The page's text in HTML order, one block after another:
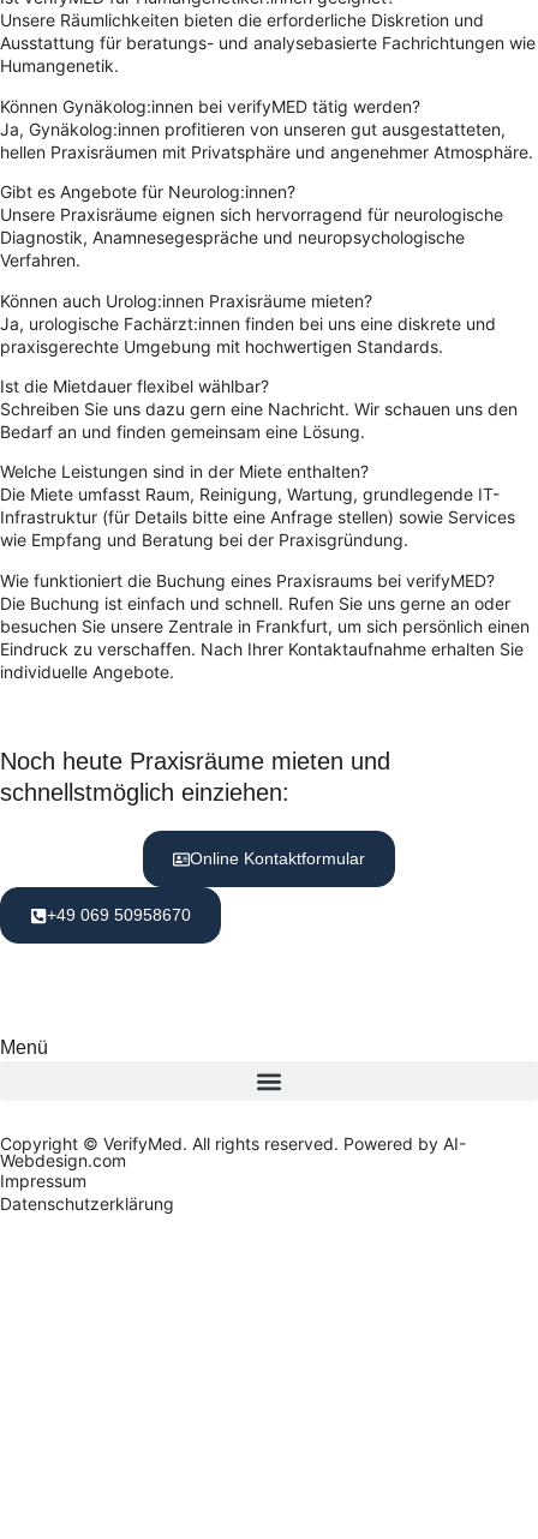
Unsere Räumlichkeiten bieten die erforderliche Diskretion und
Ausstattung für beratungs- und analysebasierte Fachrichtungen wie
Humangenetik.
Können Gynäkolog:innen bei verifyMED tätig werden?
Ja, Gynäkolog:innen profitieren von unseren gut ausgestatteten,
hellen Praxisräumen mit Privatsphäre und angenehmer Atmosphäre.
Gibt es Angebote für Neurolog:innen?
Unsere Praxisräume eignen sich hervorragend für neurologische
Diagnostik, Anamnesegespräche und neuropsychologische
Verfahren.
Können auch Urolog:innen Praxisräume mieten?
Ja, urologische Fachärzt:innen finden bei uns eine diskrete und
praxisgerechte Umgebung mit hochwertigen Standards.
Ist die Mietdauer flexibel wählbar?
Schreiben Sie uns dazu gern eine Nachricht. Wir schauen uns den
Bedarf an und finden gemeinsam eine Lösung.
Welche Leistungen sind in der Miete enthalten?
Die Miete umfasst Raum, Reinigung, Wartung, grundlegende IT-
Infrastruktur (für Details bitte eine Anfrage stellen) sowie Services
wie Empfang und Beratung bei der Praxisgründung.
Wie funktioniert die Buchung eines Praxisraums bei verifyMED?
Die Buchung ist einfach und schnell. Rufen Sie uns gerne an oder
besuchen Sie unsere Zentrale in Frankfurt, um sich persönlich einen
Eindruck zu verschaffen. Nach Ihrer Kontaktaufnahme erhalten Sie
individuelle Angebote.
Noch heute Praxisräume mieten und
schnellstmöglich einziehen:
Online Kontaktformular
+49 069 50958670
Menü
Copyright © VerifyMed. All rights reserved. Powered by AI-
Webdesign.com
Impressum
Datenschutzerklärung